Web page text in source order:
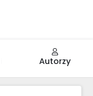
Autorzy